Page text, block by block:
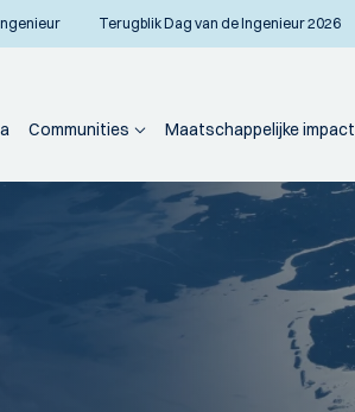
Terugblik Dag van de Ingenieur 2026
Communities Maatschappelijke impact